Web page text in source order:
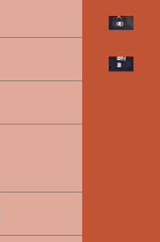
人
魂》
發財
車